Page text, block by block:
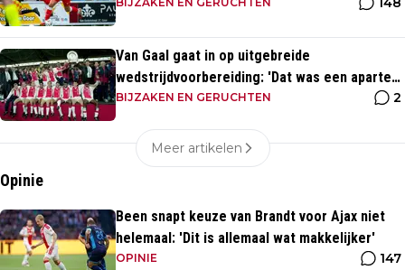
Van Gaal gaat in op uitgebreide
wedstrijdvoorbereiding: 'Dat was een aparte
discipline, een ritme'
BIJZAKEN EN GERUCHTEN 2
Meer artikelen
Opinie
Been snapt keuze van Brandt voor Ajax niet
helemaal: 'Dit is allemaal wat makkelijker'
OPINIE 147